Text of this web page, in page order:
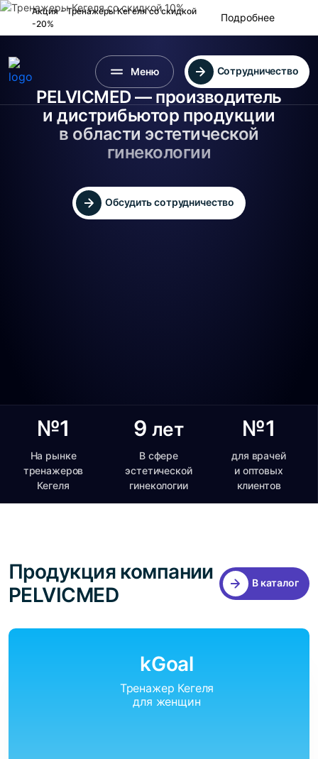
Акция - Тренажеры Кегелясо скидкой
-20%
Подробнее
Меню Сотрудничество
PELVICMED — производитель
и дистрибьютор продукции
в области эстетической
гинекологии
Обсудить сотрудничество
№1
На рынке
тренажеров
Кегеля
9 лет
В сфере
эстетической
гинекологии
№1
для врачей
и оптовых
клиентов
Продукция компании
PELVICMED
В каталог
kGoal
Тренажер Кегеля
для женщин